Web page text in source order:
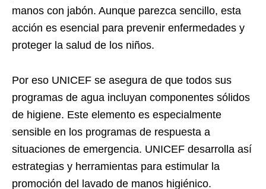
manos con jabón. Aunque parezca sencillo, esta
acción es esencial para prevenir enfermedades y
proteger la salud de los niños.
Por eso UNICEF se asegura de que todos sus
programas de agua incluyan componentes sólidos
de higiene. Este elemento es especialmente
sensible en los programas de respuesta a
situaciones de emergencia. UNICEF desarrolla así
estrategias y herramientas para estimular la
promoción del lavado de manos higiénico.